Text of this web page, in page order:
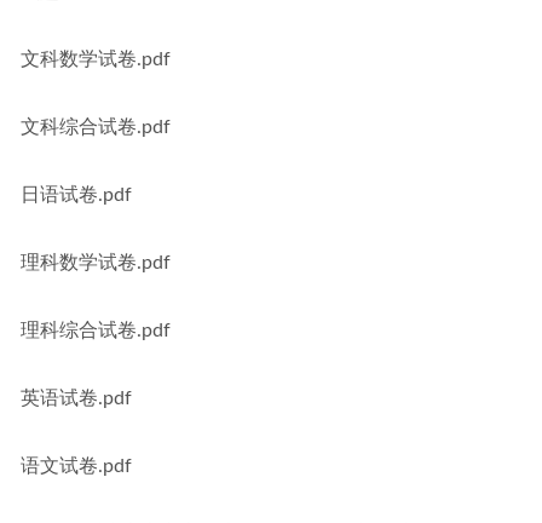
文科数学试卷.pdf
文科综合试卷.pdf
日语试卷.pdf
理科数学试卷.pdf
理科综合试卷.pdf
英语试卷.pdf
语文试卷.pdf